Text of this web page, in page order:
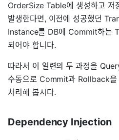
OrderSize Table에 생성하고 저
발생한다면, 이전에 성공했던
Instance를 DB에 Commit하는
되어야 합니다.
따라서 이 일련의 두 과정을
수동으로 Commit과 Rollback
처리해 봅시다.
Dependency Injection